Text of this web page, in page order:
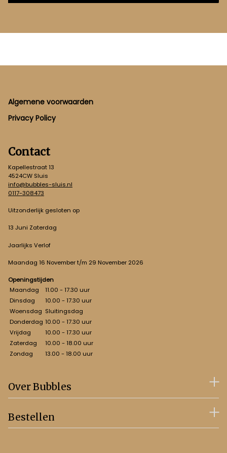
Footer
Algemene voorwaarden
Privacy Policy
Contact
Kapellestraat 13
4524CW Sluis
info@bubbles-sluis.nl
0117-308473
Uitzonderlijk gesloten op
13 Juni Zaterdag
Jaarlijks Verlof
Maandag 16 November t/m 29 November 2026
Openingstijden
Maandag
11.00 - 17.30 uur
Dinsdag
10.00 - 17.30 uur
Woensdag Sluitingsdag
Donderdag 10.00 - 17.30 uur
Vrijdag
10.00 - 17.30 uur
Zaterdag
10.00 - 18.00 uur
Zondag
13.00 - 18.00 uur
Over Bubbles
Bestellen